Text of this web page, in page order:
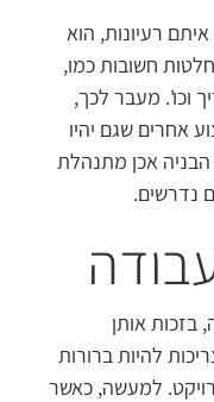
רעיונות, הוא
חשובות כמו,
וכו'. מעבר לכך,
אחרים שגם יהיו
הבניה אכן מתנהלת
נדרשים.
בזכות אותן
להיות ברורות
למעשה, כאשר